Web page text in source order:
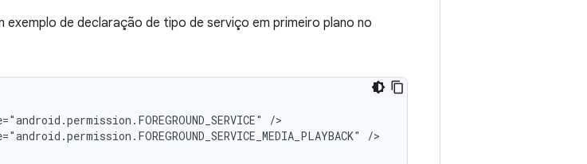
de declaração de tipo de serviço em primeiro plano no